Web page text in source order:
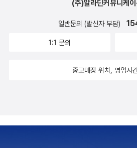
(주)알라딘커뮤니케이
일반문의 (발신자 부담)
1:1 문의
중고매장 위치, 영업시